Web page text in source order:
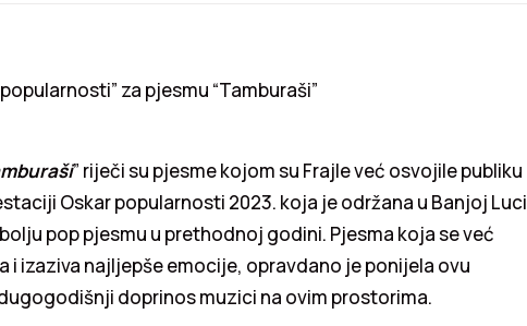
za pjesmu “Tamburaši”
” riječi su pjesme kojom su Frajle već osvojile publiku
Oskar popularnosti 2023. koja je održana u Banjoj Luci
pop pjesmu u prethodnoj godini. Pjesma koja se već
i izaziva najljepše emocije, opravdano je ponijela ovu
doprinos muzici na ovim prostorima.